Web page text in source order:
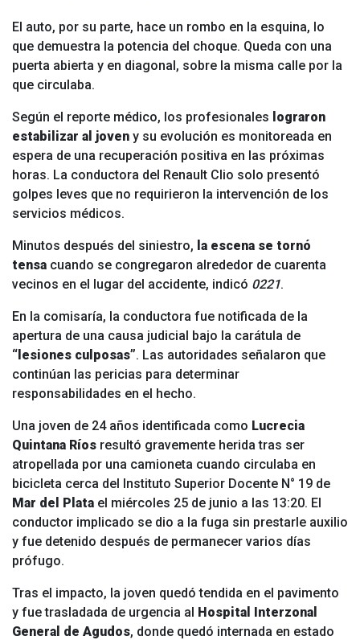
El auto, por su parte, hace un rombo en la esquina, lo
que demuestra la potencia del choque. Queda con una
puerta abierta y en diagonal, sobre la misma calle por la
que circulaba.
Según el reporte médico, los profesionales lograron
estabilizar al joven y su evolución es monitoreada en
espera de una recuperación positiva en las próximas
horas. La conductora del Renault Clio solo presentó
golpes leves que no requirieron la intervención de los
servicios médicos.
Minutos después del siniestro, la escena se tornó
tensa cuando se congregaron alrededor de cuarenta
vecinos en el lugar del accidente, indicó 0221.
En la comisaría, la conductora fue notificada de la
apertura de una causa judicial bajo la carátula de
“lesiones culposas”. Las autoridades señalaron que
continúan las pericias para determinar
responsabilidades en el hecho.
Una joven de 24 años identificada como Lucrecia
Quintana Ríos resultó gravemente herida tras ser
atropellada por una camioneta cuando circulaba en
bicicleta cerca del Instituto Superior Docente N° 19 de
Mar del Plata el miércoles 25 de junio a las 13:20. El
conductor implicado se dio a la fuga sin prestarle auxilio
y fue detenido después de permanecer varios días
prófugo.
Tras el impacto, la joven quedó tendida en el pavimento
y fue trasladada de urgencia al Hospital Interzonal
General de Agudos, donde quedó internada en estado